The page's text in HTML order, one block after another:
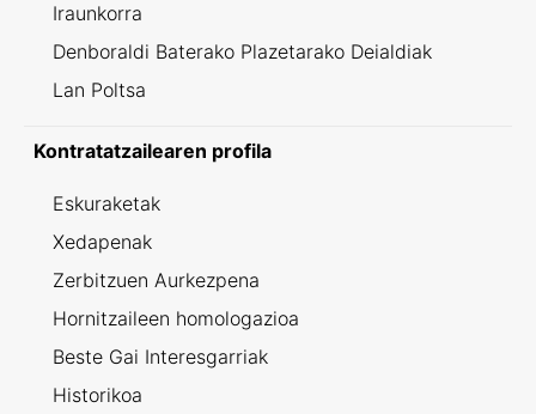
Iraunkorra
Denboraldi Baterako Plazetarako Deialdiak
Lan Poltsa
Kontratatzailearen profila
Eskuraketak
Xedapenak
Zerbitzuen Aurkezpena
Hornitzaileen homologazioa
Beste Gai Interesgarriak
Historikoa